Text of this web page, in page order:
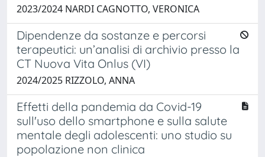
2023/2024 NARDI CAGNOTTO, VERONICA
Dipendenze da sostanze e percorsi
terapeutici: un’analisi di archivio presso la
CT Nuova Vita Onlus (VI)
2024/2025 RIZZOLO, ANNA
Effetti della pandemia da Covid-19
sull'uso dello smartphone e sulla salute
mentale degli adolescenti: uno studio su
popolazione non clinica